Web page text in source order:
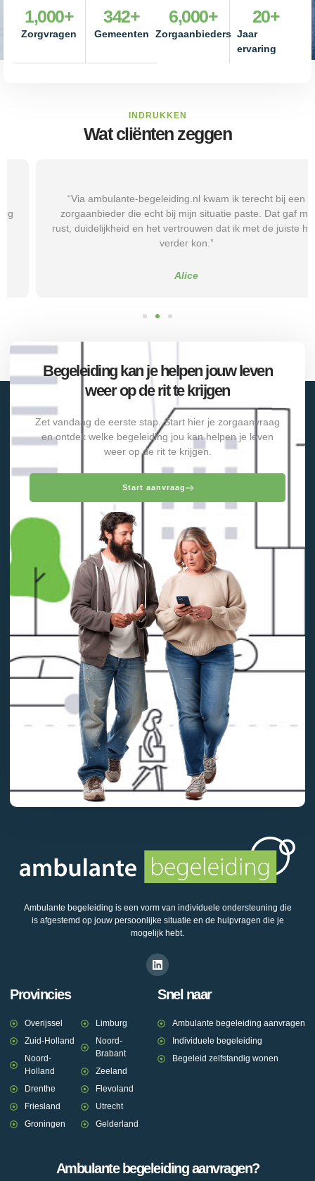
Zorgvragen
1,000+
Gemeenten
342+
Zorgaanbieders
6,000+
Jaar
ervaring
20+
INDRUKKEN
Wat cliënten zeggen
“Via ambulante-begeleiding.nl kwam ik terecht bij een
zorgaanbieder die echt bij mijn situatie paste. Dat gaf mij
rust, duidelijkheid en het vertrouwen dat ik met de juiste hulp
verder kon.”
Begeleiding kan je helpen jouw leven
weer op de rit te krijgen
Zet vandaag de eerste stap. Start hier je zorgaanvraag
en ontdek welke begeleiding jou kan helpen je leven
weer op de rit te krijgen.
Start aanvraag
Ambulante begeleiding is een vorm van individuele ondersteuning die
is afgestemd op jouw persoonlijke situatie en de hulpvragen die je
mogelijk hebt.
Provincies
Overijssel
Zuid-Holland
Noord-
Holland
Drenthe
Friesland
Groningen
Limburg
Noord-
Brabant
Zeeland
Flevoland
Utrecht
Gelderland
Snel naar
Ambulante begeleiding aanvragen
Individuele begeleiding
Begeleid zelfstandig wonen
Ambulante begeleiding aanvragen?